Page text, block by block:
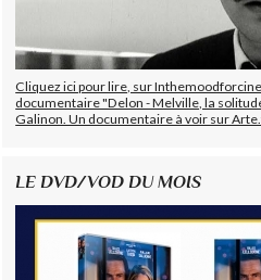
Cliquez ici pour lire, sur
documentaire "Delon - Melville, la
Galinon. Un documentaire à voir sur
LE DVD/VOD DU MOIS